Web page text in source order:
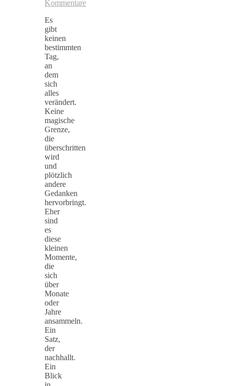
Kommentare
Es
gibt
keinen
bestimmten
Tag,
an
dem
sich
alles
verändert.
Keine
magische
Grenze,
die
überschritten
wird
und
plötzlich
andere
Gedanken
hervorbringt.
Eher
sind
es
diese
kleinen
Momente,
die
sich
über
Monate
oder
Jahre
ansammeln.
Ein
Satz,
der
nachhallt.
Ein
Blick